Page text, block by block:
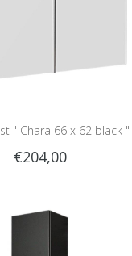
" Chara 66 x 62 black "
€204,00